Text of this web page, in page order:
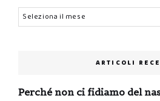
Archivi
ARTICOLI
Perché non ci fidiamo del